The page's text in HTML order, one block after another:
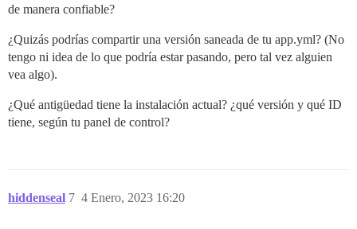
de manera confiable?
¿Quizás podrías compartir una versión saneada de tu app.yml? (No
tengo ni idea de lo que podría estar pasando, pero tal vez alguien
vea algo).
¿Qué antigüedad tiene la instalación actual? ¿qué versión y qué ID
tiene, según tu panel de control?
hiddenseal 4 Enero, 2023 16:20
7